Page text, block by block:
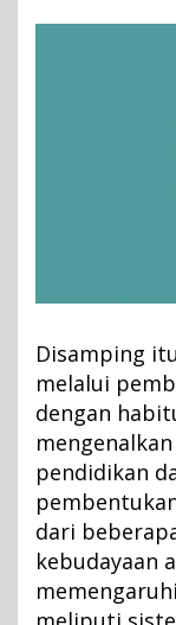
Disamping
melalui
dengan
pendidikan
dari
kebudayaan